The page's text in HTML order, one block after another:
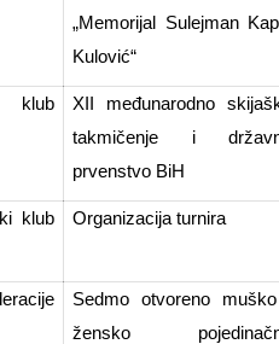
„Memorijal Sulejman
Kulović“
klub
XII međunarodno
takmičenje i
prvenstvo BiH
klub
Organizacija turnira
Sedmo otvoreno
žensko